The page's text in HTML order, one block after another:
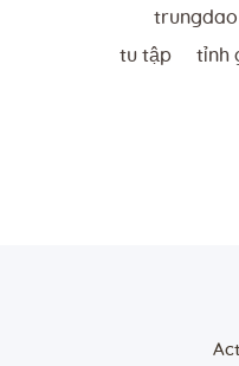
trungdao
tu tập tỉnh